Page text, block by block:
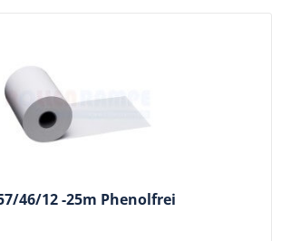
46/12 -25m Phenolfrei